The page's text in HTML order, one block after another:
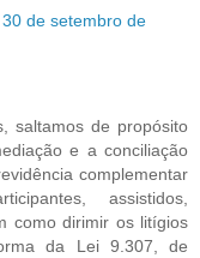
30 de setembro de
saltamos de propósito
e a conciliação
complementar
assistidos,
como dirimir os litígios
da Lei 9.307, de